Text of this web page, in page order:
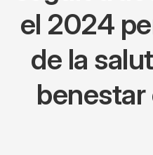
el 2024
de la